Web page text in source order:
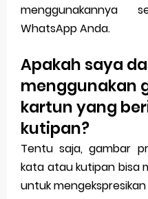
menggunakannya
WhatsApp Anda.
Apakah saya
menggunakan
kartun yang
kutipan?
Tentu saja, gambar
kata atau kutipan bisa
untuk